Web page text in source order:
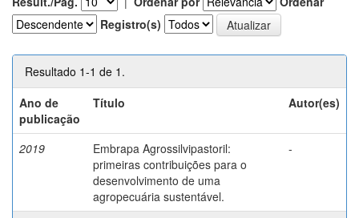
Registro(s)
Resultado 1-1 de 1.
Ano de
publicação
Título Autor(es)
2019
Embrapa Agrossilvipastoril:
primeiras contribuições para o
desenvolvimento de uma
agropecuária sustentável.
-